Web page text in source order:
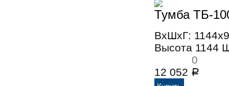
Тумба ТБ-
ВхШхГ:
Высота 1144
0
12 052 Р